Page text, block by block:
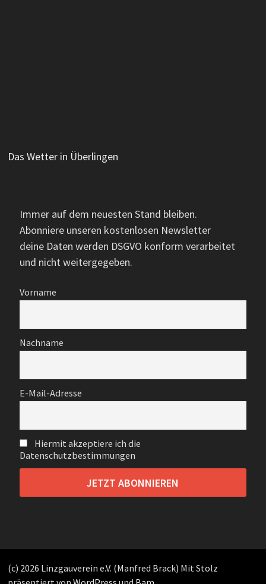
Das Wetter in Überlingen
Immer auf dem neuesten Stand bleiben.
Abonniere unseren kostenlosen Newsletter
deine Daten werden DSGVO konform verarbeitet
und nicht weitergegeben.
Vorname
Nachname
E-Mail-Adresse
Hiermit akzeptiere ich die
Datenschutzbestimmungen
(c) 2026 Linzgauverein e.V. (Manfred Brack) Mit Stolz